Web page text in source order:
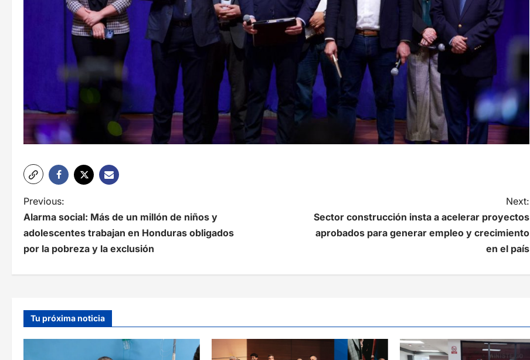
N
a
v
a
c
Previous:
Alarma social: Más de un millón de niños y
adolescentes trabajan en Honduras obligados
por la pobreza y la exclusión
Next:
Sector construcción insta a acelerar proyectos
aprobados para generar empleo y crecimiento
en el país
Tu próxima noticia